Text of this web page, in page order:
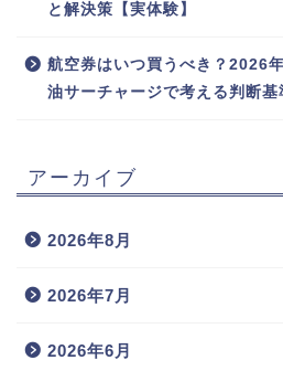
と解決策【実体験】
航空券はいつ買うべき？2026
油サーチャージで考える判断基
アーカイブ
2026年8月
2026年7月
2026年6月